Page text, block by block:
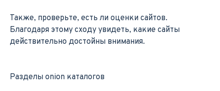
Также, проверьте, есть ли оценки сайтов.
Благодаря этому сходу увидеть, какие сайты
действительно достойны внимания.
Разделы onion каталогов